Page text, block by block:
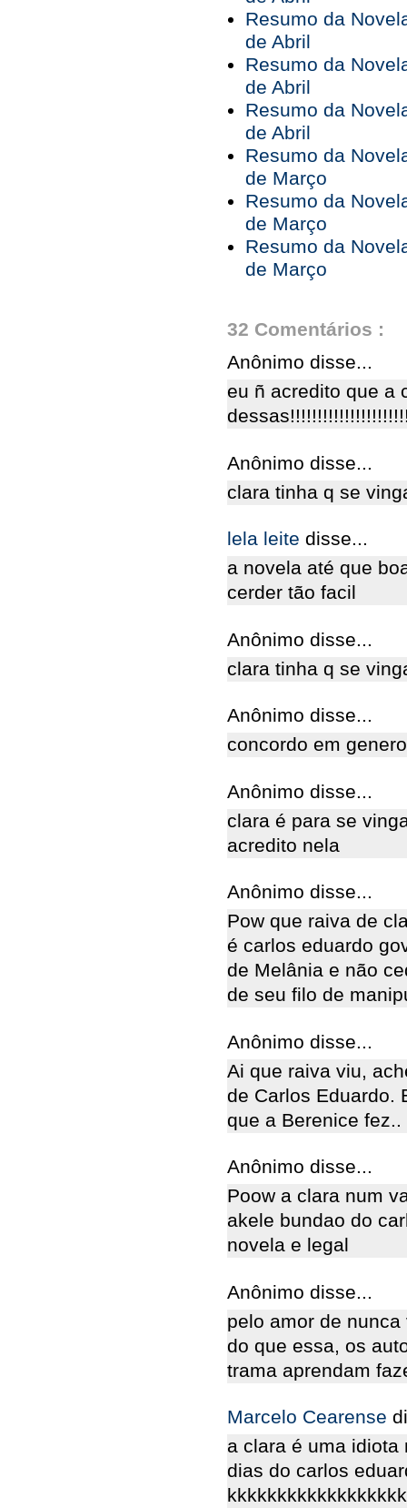
Resumo da
de Abril
Resumo da
de Abril
Resumo da
de Abril
Resumo da
de Março
Resumo da
de Março
Resumo da
de Março
32 Comentários :
Anônimo disse...
eu ñ acredito que a
Anônimo disse...
clara tinha q se
lela leite disse...
a novela até que
cerder tão facil
Anônimo disse...
clara tinha q se
Anônimo disse...
concordo em
Anônimo disse...
clara é para se
acredito nela
Anônimo disse...
Pow que raiva de
é carlos eduardo
de Melânia e não
de seu filo de
Anônimo disse...
Ai que raiva viu,
de Carlos Eduardo.
que a Berenice fez..
Anônimo disse...
Poow a clara num
akele bundao do
novela e legal
Anônimo disse...
pelo amor de
do que essa, os
trama aprendam
Marcelo Cearense
a clara é uma idiota
dias do carlos